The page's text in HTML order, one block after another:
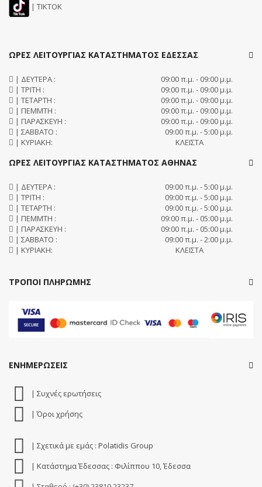
| TIKTOK
ΩΡΕΣ ΛΕΙΤΟΥΡΓΙΑΣ ΚΑΤΑΣΤΗΜΑΤΟΣ ΕΔΕΣΣΑΣ
| ΔΕΥΤΕΡΑ :
09:00 π.μ. - 09:00 μ.μ.
| ΤΡΙΤΗ :
09:00 π.μ. - 09:00 μ.μ.
| ΤΕΤΑΡΤΗ :
09:00 π.μ. - 09:00 μ.μ.
| ΠΕΜΜΤΗ :
09:00 π.μ. - 09:00 μ.μ.
| ΠΑΡΑΣΚΕΥΗ :
09:00 π.μ. - 09:00 μ.μ.
| ΣΑΒΒΑΤΟ :
09:00 π.μ. - 5:00 μ.μ.
| ΚΥΡΙΑΚΗ:
ΚΛΕΙΣΤΑ
ΩΡΕΣ ΛΕΙΤΟΥΡΓΙΑΣ ΚΑΤΑΣΤΗΜΑΤΟΣ ΑΘΗΝΑΣ
| ΔΕΥΤΕΡΑ :
09:00 π.μ. - 5:00 μ.μ.
| ΤΡΙΤΗ :
09:00 π.μ. - 5:00 μ.μ.
| ΤΕΤΑΡΤΗ :
09:00 π.μ. - 5:00 μ.μ.
| ΠΕΜΜΤΗ :
09:00 π.μ. - 05:00 μ.μ.
| ΠΑΡΑΣΚΕΥΗ :
09:00 π.μ. - 05:00 μ.μ.
| ΣΑΒΒΑΤΟ :
09:00 π.μ. - 2:00 μ.μ.
| ΚΥΡΙΑΚΗ:
ΚΛΕΙΣΤΑ
ΤΡΟΠΟΙ ΠΛΗΡΩΜΗΣ
ΕΝΗΜΕΡΩΣΕΙΣ
| Συχνές ερωτήσεις
| Όροι χρήσης
| Σχετικά με εμάς : Polatidis Group
| Κατάστημα Έδεσσας : Φιλίππου 10, Έδεσσα